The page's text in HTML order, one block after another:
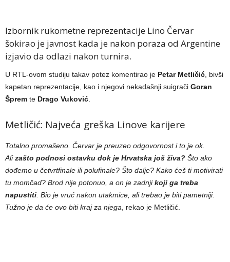
Izbornik rukometne reprezentacije Lino Červar
šokirao je javnost kada je nakon poraza od Argentine
izjavio da odlazi nakon turnira.
U RTL-ovom studiju takav potez komentirao je Petar Metličić , bivši
kapetan reprezentacije, kao i njegovi nekadašnji suigrači Goran
Šprem te Drago Vuković
Metličić: Najveća greška Linove karijere
Totalno promašeno. Červar je preuzeo odgovornost i to je ok.
Alizašto podnosi ostavku dok je Hrvatska još živa? Što ako
dođemo u četvrtfinale ili polufinale? Što dalje? Kako ćeš ti motivirati
tu momčad? Brod nije potonuo, a on je zadnjikoji ga treba
napustiti . Bio je vruć nakon utakmice, ali trebao je biti pametniji.
Tužno je da će ovo biti kraj za njega , rekao je Metličić.